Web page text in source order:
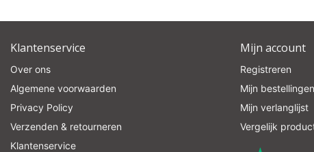
Klantenservice
Over ons
Algemene voorwaarden
Privacy Policy
Verzenden & retourneren
Klantenservice
Mijn account
Registreren
Mijn bestellingen
Mijn verlanglijst
Vergelijk